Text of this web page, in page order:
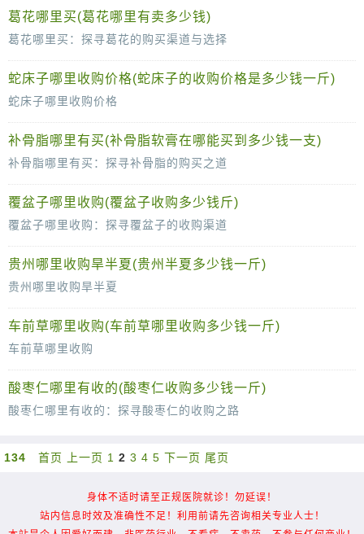
葛花哪里买(葛花哪里有卖多少钱)
葛花哪里买：探寻葛花的购买渠道与选择
蛇床子哪里收购价格(蛇床子的收购价格是多少钱一斤)
蛇床子哪里收购价格
补骨脂哪里有买(补骨脂软膏在哪能买到多少钱一支)
补骨脂哪里有买：探寻补骨脂的购买之道
覆盆子哪里收购(覆盆子收购多少钱斤)
覆盆子哪里收购：探寻覆盆子的收购渠道
贵州哪里收购旱半夏(贵州半夏多少钱一斤)
贵州哪里收购旱半夏
车前草哪里收购(车前草哪里收购多少钱一斤)
车前草哪里收购
酸枣仁哪里有收的(酸枣仁收购多少钱一斤)
酸枣仁哪里有收的：探寻酸枣仁的收购之路
134
首页 上一页 1 2 3 4 5 下一页 尾页
身体不适时请至正规医院就诊！勿延误！
站内信息时效及准确性不足！利用前请先咨询相关专业人士！